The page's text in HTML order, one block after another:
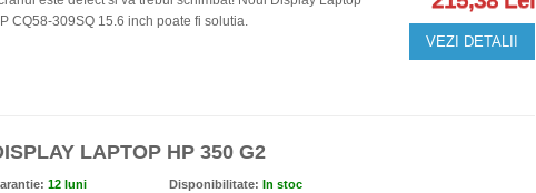
CQ58-309SQ 15.6 inch poate fi solutia.
VEZI DETALII
LAPTOP HP 350 G2
12 luni Disponibilitate: In stoc